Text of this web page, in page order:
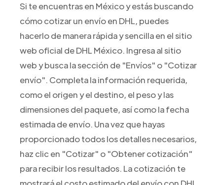
Si te encuentras en México y estás buscando
cómo cotizar un envío en DHL, puedes
hacerlo de manera rápida y sencilla en el sitio
web oficial de DHL México. Ingresa al sitio
web y busca la sección de "Envíos" o "Cotizar
envío". Completa la información requerida,
como el origen y el destino, el peso y las
dimensiones del paquete, así como la fecha
estimada de envío. Una vez que hayas
proporcionado todos los detalles necesarios,
haz clic en "Cotizar" o "Obtener cotización"
para recibir los resultados. La cotización te